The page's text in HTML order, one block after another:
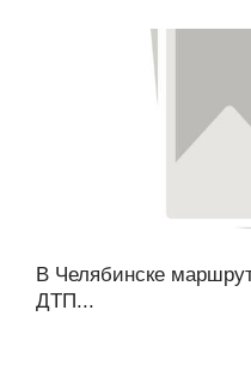
В Челябинске
ДТП...